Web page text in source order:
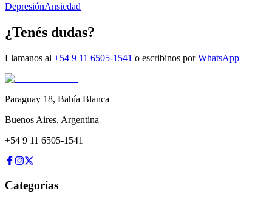
DepresiónAnsiedad
¿Tenés dudas?
Llamanos al +54 9 11 6505-1541 o escribinos por WhatsApp
Paraguay 18, Bahía Blanca
Buenos Aires, Argentina
+54 9 11 6505-1541
Categorías